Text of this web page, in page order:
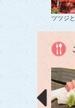
ツツジ